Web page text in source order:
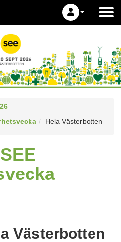
Hela Västerbotten
Västerbotten